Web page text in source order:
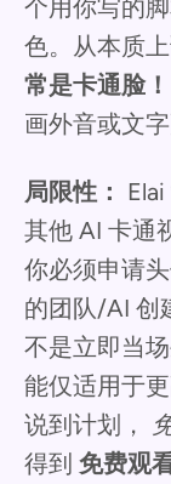
个用你写的
色。从本质
常是卡通脸
画外音或文
局限性：
其他 AI 卡通
你必须申请
的团队/AI 创
不是立即当
能仅适用于
说到计划，
得到 免费观